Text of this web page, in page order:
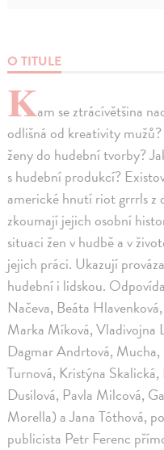
O TITULE
Kam se ztrácívětšina
odlišná od kreativity
ženy do hudební tvorby?
s hudební produkcí?
americké hnutí riot grrrls z
zkoumají jejich osobní
situaci žen v hudbě a v
jejich práci. Ukazují
hudební i lidskou.
Načeva, Beáta
Marka Míková, Vladivojna
Dagmar Andrtová,
Turnová, Kristýna
Dusilová, Pavla Milcová,
Morella) a Jana Tóthová,
publicista Petr Ferenc